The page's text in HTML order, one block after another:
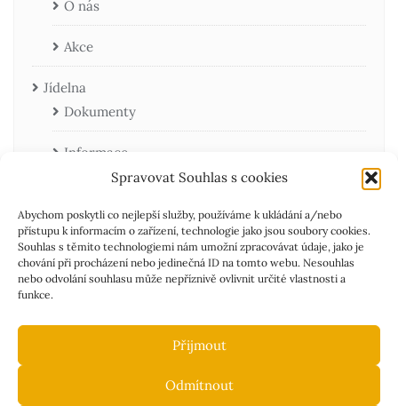
Spravovat Souhlas s cookies
Abychom poskytli co nejlepší služby, používáme k ukládání a/nebo
přístupu k informacím o zařízení, technologie jako jsou soubory cookies.
Souhlas s těmito technologiemi nám umožní zpracovávat údaje, jako je
chování při procházení nebo jedinečná ID na tomto webu. Nesouhlas
nebo odvolání souhlasu může nepříznivě ovlivnit určité vlastnosti a
funkce.
Přijmout
Odmítnout
O nás
Akce
Jídelna
Dokumenty
Informace
Aktuality